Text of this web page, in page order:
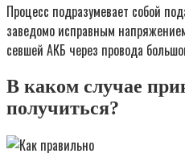
Процесс подразумевает собой
заведомо исправным
севшей АКБ через провода
В каком случае
получиться?